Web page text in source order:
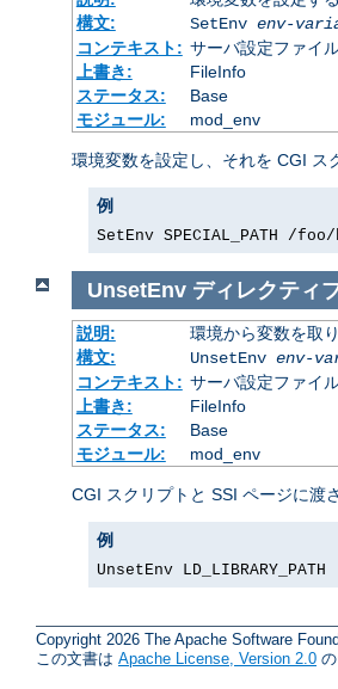
構文:
SetEnv env-
コンテキスト: サーバ設定ファイ
上書き:
FileInfo
ステータス:
Base
モジュール:
mod_env
環境変数を設定し、それを CGI ス
例
SetEnv SPECIAL_PATH /
UnsetEnv ディレクティ
説明:
環境から変数を取
構文:
UnsetEnv env-
コンテキスト: サーバ設定ファイ
上書き:
FileInfo
ステータス:
Base
モジュール:
mod_env
CGI スクリプトと SSI ページに渡
例
UnsetEnv LD_LIBRARY_PATH
Copyright 2026 The Apache Software
この文書は Apache License, Version 2.0